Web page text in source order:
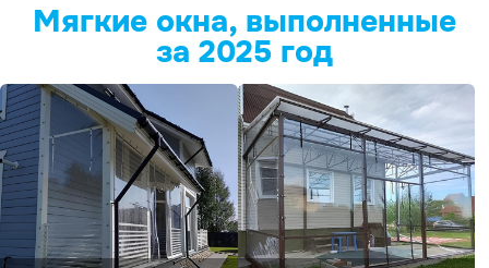
Мягкие окна, выполненные
за 2025 год